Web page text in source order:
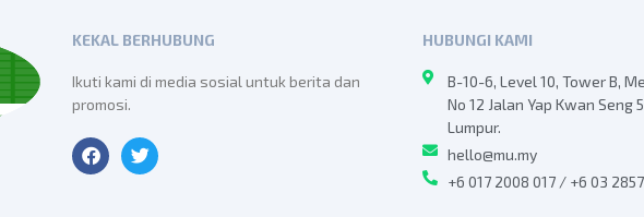
KEKAL BERHUBUNG
Ikuti kami di media sosial untuk berita dan
promosi.
HUBUNGI KAMI
B-10-6, Level 10, Tower B,
No 12 Jalan Yap Kwan Seng
Lumpur.
hello@mu.my
+6 017 2008 017 / +6 03